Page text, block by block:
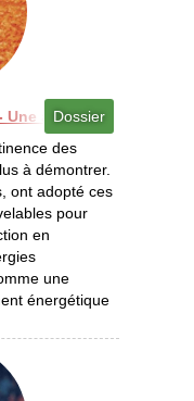
Dossier
alternative pour
des
à démontrer.
ont adopté ces
pour
en
une
énergétique